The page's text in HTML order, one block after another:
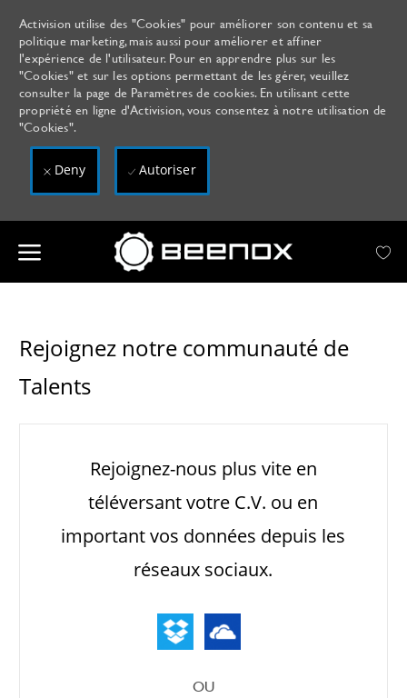
Activision utilise des "Cookies" pour améliorer son contenu et sa
politique marketing, mais aussi pour améliorer et affiner
l'expérience de l'utilisateur. Pour en apprendre plus sur les
"Cookies" et sur les options permettant de les gérer, veuillez
consulter la page de Paramètres de cookies. En utilisant cette
propriété en ligne d'Activision, vous consentez à notre utilisation de
"Cookies".
Deny Autoriser
Rejoignez notre communauté de
Talents
Upload
options
Rejoignez-nous plus vite en
téléversant votre C.V. ou en
important vos données depuis les
réseaux sociaux.
OU